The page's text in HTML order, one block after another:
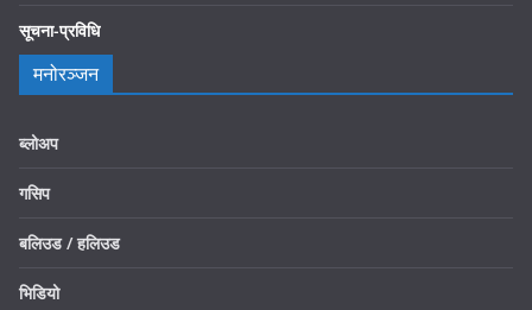
सूचना-प्रविधि
मनोरञ्जन
ब्लोअप
गसिप
बलिउड / हलिउड
भिडियो